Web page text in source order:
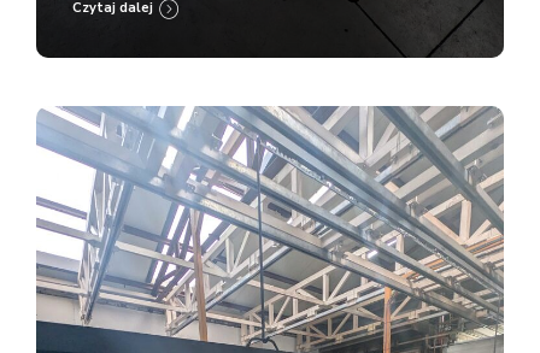
Czytaj dalej